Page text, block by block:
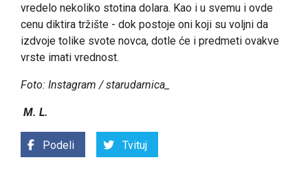
vredelo nekoliko stotina dolara. Kao i u svemu i ovde
cenu diktira tržište - dok postoje oni koji su voljni da
izdvoje tolike svote novca, dotle će i predmeti ovakve
vrste imati vrednost.
Foto: Instagram / starudarnica_
M. L.
Podeli Tvituj